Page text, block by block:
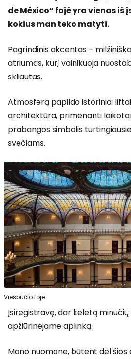
de México“ fojė yra vienas iš
kokius man teko matyti.
Pagrindinis akcentas –
atriumas, kurį vainikuoja
skliautas.
Atmosferą papildo istoriniai
architektūra, primenanti
prabangos simbolis
svečiams.
Viešbučio fojė
Įsiregistravę, dar keletą
apžiūrinėjame aplinką.
Mano nuomone, būtent dėl šios